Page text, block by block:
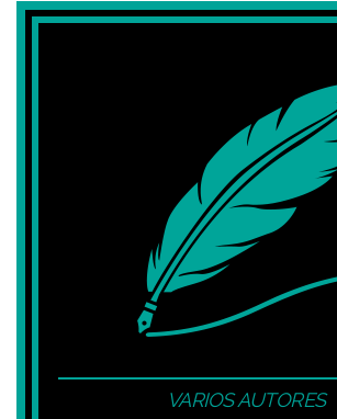
VARIOS AUTORES